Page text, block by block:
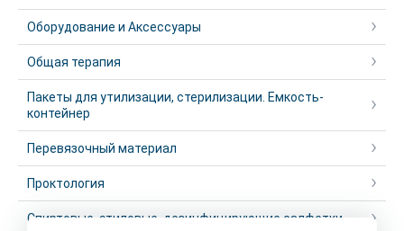
Оборудование и Аксессуары
Общая терапия
Пакеты для утилизации, стерилизации. Емкость-
контейнер
Перевязочный материал
Проктология
Спиртовые, этиловые, дезинфицирующие салфетки